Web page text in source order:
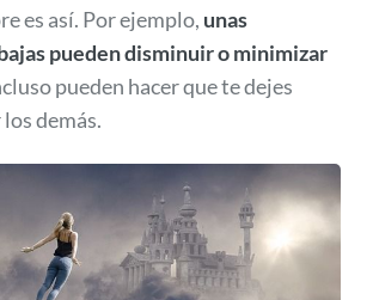
es así. Por ejemplo, unas
pueden disminuir o minimizar
pueden hacer que te dejes
demás.